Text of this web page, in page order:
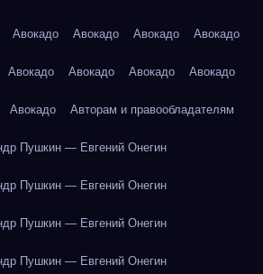
Авокадо Авокадо Авокадо Авокадо
Авокадо Авокадо Авокадо Авокадо
Авокадо Авторам и правообладателям
Пушкин — Евгений Онегин
Пушкин — Евгений Онегин
Пушкин — Евгений Онегин
Пушкин — Евгений Онегин